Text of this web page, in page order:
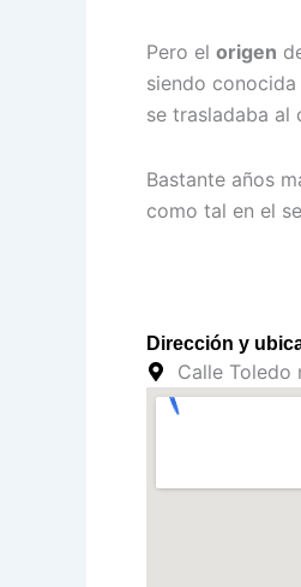
Pero el origen
siendo
se trasladaba al
Bastante años
como tal en el
Dirección y
Calle Toledo